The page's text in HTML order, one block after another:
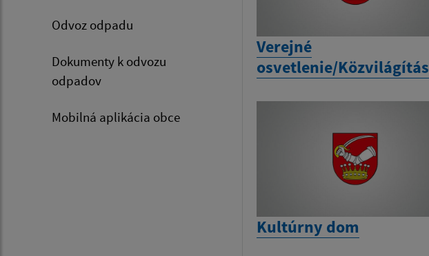
Odvoz odpadu
Dokumenty k odvozu
odpadov
Mobilná aplikácia obce
Verejné
osvetlenie/Közvilágítás
Kultúrny dom